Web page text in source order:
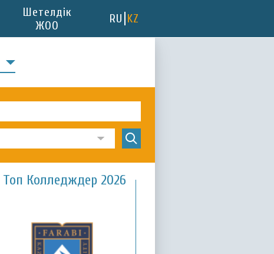
Шетелдік
ЖОО
RU KZ
Топ Колледждер 2026